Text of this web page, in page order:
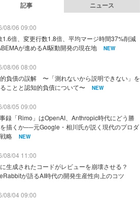
記事 ニュース
08/06 09:00
1.6倍、変更行数1.8倍、平均マージ時間37%削減
が進めるAI駆動開発の現在地
NEW
08/06 08:00
負債の誤解 〜「測れないから説明できない」を
ことと認知的負債について〜
NEW
08/05 09:00
録「Rimo」はOpenAI、Anthropic時代にどう勝
描くか──元Google・相川氏が説く現代のプロダ
略
NEW
08/04 11:00
生成されたコードがレビューを崩壊させる？
が語るAI時代の開発生産性向上のコツ
08/04 09:00